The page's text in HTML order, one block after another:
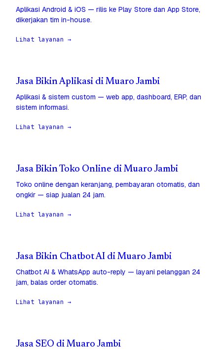
Aplikasi Android & iOS — rilis ke Play Store dan App Store,
dikerjakan tim in-house.
Lihat layanan →
Jasa Bikin Aplikasi di Muaro Jambi
Aplikasi & sistem custom — web app, dashboard, ERP, dan
sistem informasi.
Lihat layanan →
Jasa Bikin Toko Online di Muaro Jambi
Toko online dengan keranjang, pembayaran otomatis, dan
ongkir — siap jualan 24 jam.
Lihat layanan →
Jasa Bikin Chatbot AI di Muaro Jambi
Chatbot AI & WhatsApp auto-reply — layani pelanggan 24
jam, balas order otomatis.
Lihat layanan →
Jasa SEO di Muaro Jambi